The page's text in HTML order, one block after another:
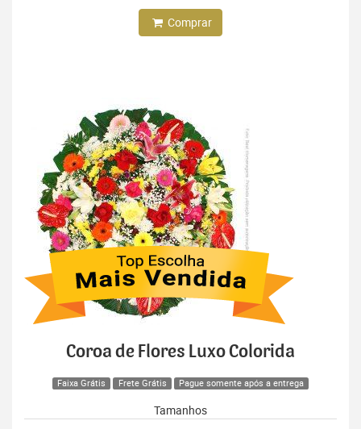
Comprar
Coroa de Flores Luxo Colorida
Faixa Grátis Frete Grátis Pague somente após a entrega
Tamanhos